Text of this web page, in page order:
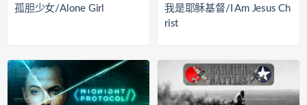
孤胆少女/Alone Girl
我是耶稣基督/I Am Jesus Ch
rist